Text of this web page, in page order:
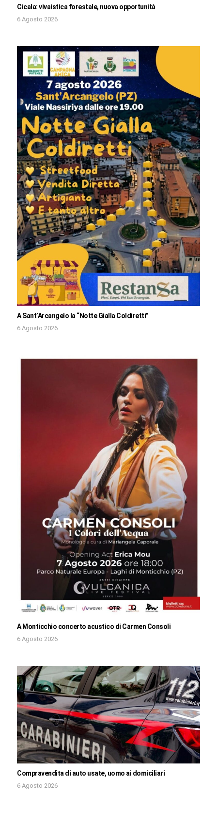
Cicala: vivaistica forestale, nuova opportunità
6 Agosto 2026
A Sant’Arcangelo la “Notte Gialla Coldiretti”
6 Agosto 2026
A Monticchio concerto acustico di Carmen Consoli
6 Agosto 2026
Compravendita di auto usate, uomo ai domiciliari
6 Agosto 2026